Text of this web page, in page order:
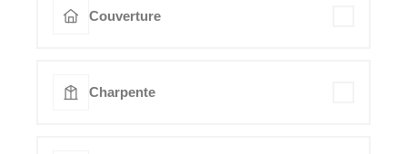
Couverture
Charpente